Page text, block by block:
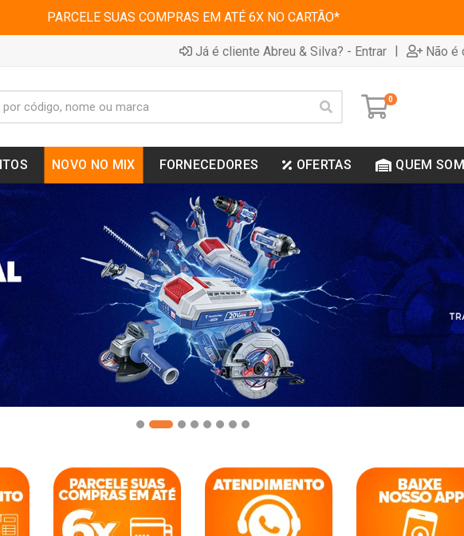
PARCELE SUAS COMPRAS EM ATÉ 6X NO CARTÃO*
Já é cliente Abreu & Silva? - Entrar | Não é
0
NOVO NO MIX FORNECEDORES OFERTAS QUEM